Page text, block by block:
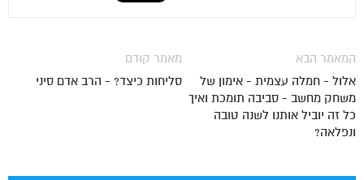
מאמר קודם
סליחות כיצד? - הרב אדם סיני
המאמר הבא
אלול - חמלה עצמית - אימון של
משחק מחשב - סביבה תומכת ואיך
כל זה יוביל אותנו לשנה טובה
ונפלאה?